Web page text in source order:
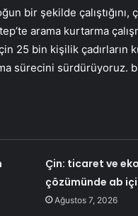
bir şekilde çalıştığını,
arama kurtarma
25 bin kişilik çadırların
sürecini sürdürüyoruz.
Çin: ticaret ve
çözümünde ab
Ağustos 7, 2026